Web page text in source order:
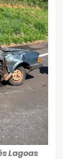
Lagoas